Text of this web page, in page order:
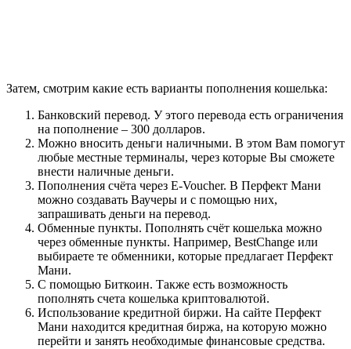
Затем, смотрим какие есть варианты пополнения кошелька:
Банковский перевод. У этого перевода есть ограничения
на пополнение – 300 долларов.
Можно вносить деньги наличными. В этом Вам помогут
любые местные терминалы, через которые Вы сможете
внести наличные деньги.
Пополнения счёта через E-Voucher. В Перфект Мани
можно создавать Ваучеры и с помощью них,
запрашивать деньги на перевод.
Обменные пункты. Пополнять счёт кошелька можно
через обменные пункты. Например, BestChange или
выбираете те обменники, которые предлагает Перфект
Мани.
С помощью Биткоин. Также есть возможность
пополнять счета кошелька криптовалютой.
Использование кредитной биржи. На сайте Перфект
Мани находится кредитная биржа, на которую можно
перейти и занять необходимые финансовые средства.